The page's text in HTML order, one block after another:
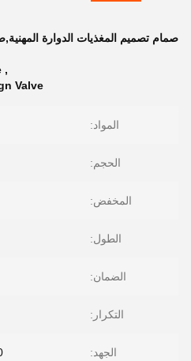
صمام تصميم المغذيات الدوارة
,
Valve
المواد:
الحجم:
المخفض:
الطول:
الضمان:
التكرار:
الجهد: